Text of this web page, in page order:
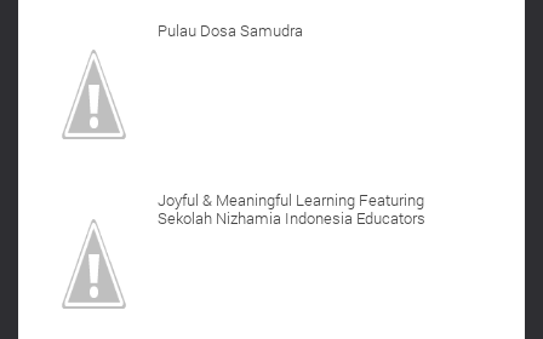
Pulau Dosa Samudra
Joyful & Meaningful Learning Featuring
Sekolah Nizhamia Indonesia Educators